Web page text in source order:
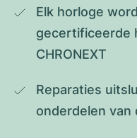
Elk horloge
gecertificeerde
CHRONEXT
Reparaties
onderdelen van